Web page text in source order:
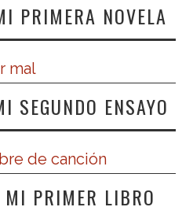
PRIMERA NOVELA
SEGUNDO ENSAYO
MI PRIMER LIBRO